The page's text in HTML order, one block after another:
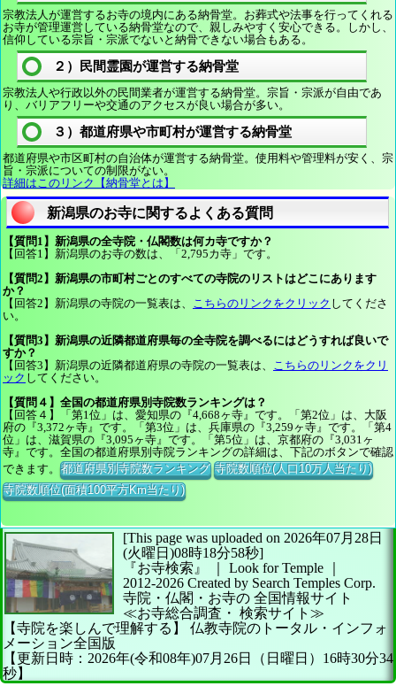
宗教法人が運営するお寺の境内にある納骨堂。お葬式や法事を行ってくれる
お寺が管理運営している納骨堂なので、親しみやすく安心できる。しかし、
信仰している宗旨・宗派でないと納骨できない場合もある。
２）民間霊園が運営する納骨堂
宗教法人や行政以外の民間業者が運営する納骨堂。宗旨・宗派が自由であ
り、バリアフリーや交通のアクセスが良い場合が多い。
３）都道府県や市町村が運営する納骨堂
都道府県や市区町村の自治体が運営する納骨堂。使用料や管理料が安く、宗
旨・宗派についての制限がない。
詳細はこのリンク【納骨堂とは】
新潟県のお寺に関するよくある質問
【質問1】新潟県の全寺院・仏閣数は何カ寺ですか？
【回答1】新潟県のお寺の数は、「2,795カ寺」です。
【質問2】新潟県の市町村ごとのすべての寺院のリストはどこにあります
か？
【回答2】新潟県の寺院の一覧表は、 こちらのリンクをクリック してくださ
い。
【質問3】新潟県の近隣都道府県毎の全寺院を調べるにはどうすれば良いで
すか？
【回答3】新潟県の近隣都道府県の寺院の一覧表は、 こちらのリンクをクリ
ック してください。
【質問４】全国の都道府県別寺院数ランキングは？
【回答４】「第1位」は、愛知県の『4,668ヶ寺』です。「第2位」は、大阪
府の『3,372ヶ寺』です。「第3位」は、兵庫県の『3,259ヶ寺』です。「第4
位」は、滋賀県の『3,095ヶ寺』です。「第5位」は、京都府の『3,031ヶ
寺』です。全国の都道府県別寺院ランキングの詳細は、下記のボタンで確認
できます。都道府県別寺院数ランキング 寺院数順位(人口10万人当たり)
寺院数順位(面積100平方Km当たり)
[This page was uploaded on 2026年07月28日
(火曜日)08時18分58秒]
『お寺検索』 ｜ Look for Temple
2012-2026 Created by Search Temples Corp.
寺院・仏閣・お寺の 全国情報サイト
≪お寺総合調査・ 検索サイト≫
【寺院を楽しんで理解する】
仏教寺院のトータル・インフォ
メーション全国版
【更新日時：2026年(令和08年)07月26日（日曜日）16時30分34
秒】